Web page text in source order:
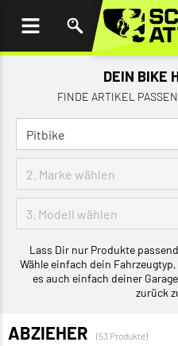
DEIN BIKE
FINDE ARTIKEL
Lass Dir nur Produkte
Wähle einfach dein
es auch einfach deiner
zurück
ABZIEHER (53 Produkte)